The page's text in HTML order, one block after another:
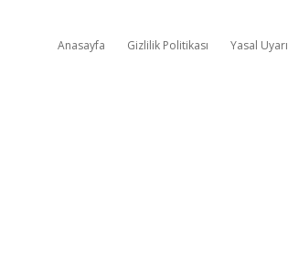
Anasayfa Gizlilik Politikası Yasal Uyarı